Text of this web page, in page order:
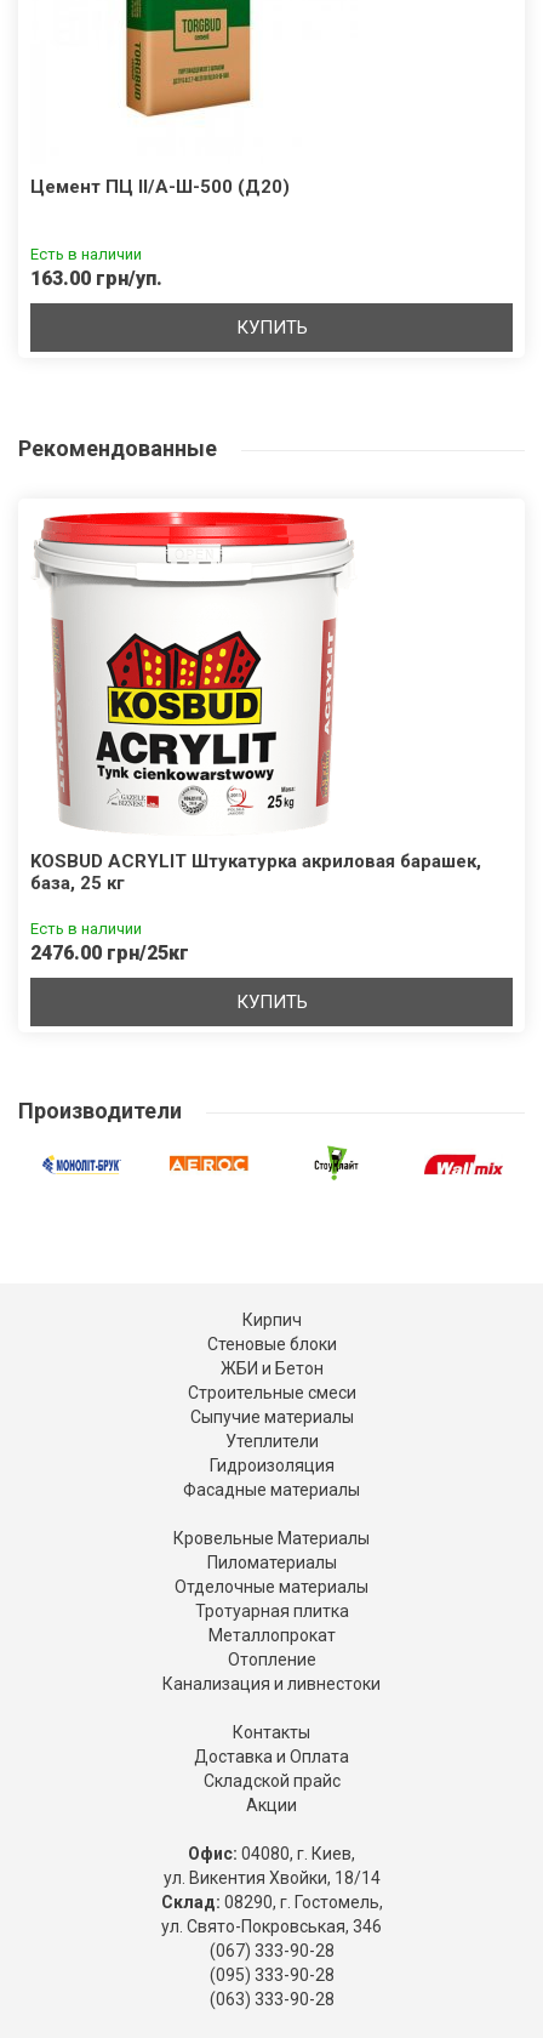
Цемент ПЦ II/А-Ш-500 (Д20)
Есть в наличии
163.00 грн/уп.
КУПИТЬ
Рекомендованные
KOSBUD ACRYLIT Штукатурка акриловая барашек,
база, 25 кг
Есть в наличии
2476.00 грн/25кг
КУПИТЬ
Производители
Кирпич
Стеновые блоки
ЖБИ и Бетон
Строительные смеси
Сыпучие материалы
Утеплители
Гидроизоляция
Фасадные материалы
Кровельные Материалы
Пиломатериалы
Отделочные материалы
Тротуарная плитка
Металлопрокат
Отопление
Канализация и ливнестоки
Контакты
Доставка и Оплата
Складской прайс
Акции
Офис: 04080, г. Киев,
ул. Викентия Хвойки, 18/14
Склад: 08290, г. Гостомель,
ул. Свято-Покровськая, 346
(067) 333-90-28
(095) 333-90-28
(063) 333-90-28